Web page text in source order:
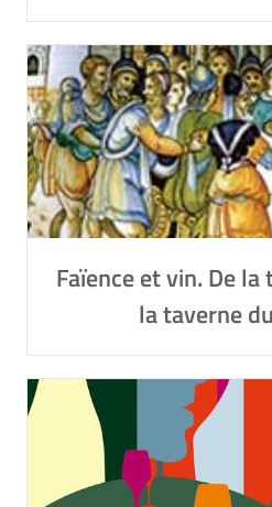
Faïence et vin. De
la taverne